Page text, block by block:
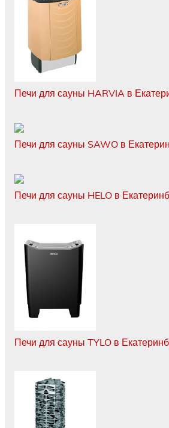
Печи для сауны HARVIA в
Печи для сауны SAWO в
Печи для сауны HELO в
Печи для сауны TYLO в